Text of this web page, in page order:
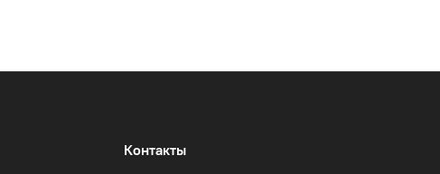
Контакты